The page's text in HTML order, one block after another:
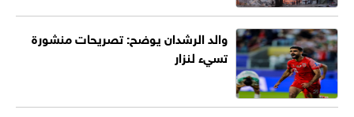
والد الرشدان يوضح: تصريحات منشورة
تسيء لنزار